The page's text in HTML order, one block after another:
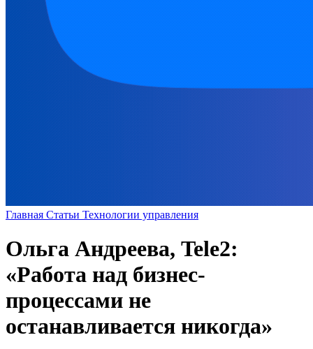
Главная Статьи Технологии управления
Ольга Андреева, Tele2:
«Работа над бизнес-
процессами не
останавливается никогда»